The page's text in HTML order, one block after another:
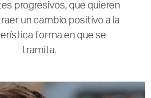
progresivos, que quieren
un cambio positivo a la
forma en que se
tramita.